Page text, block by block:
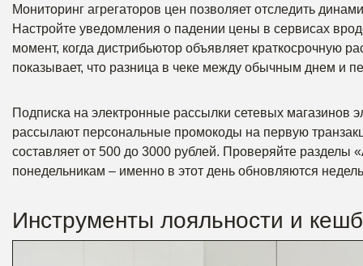
Мониторинг агрегаторов цен позволяет отследить
Настройте уведомления о падении цены в сервисах
момент, когда дистрибьютор объявляет краткосрочную
показывает, что разница в чеке между обычным днем и
Подписка на электронные рассылки сетевых магазинов
рассылают персональные промокоды на первую
составляет от 500 до 3000 рублей. Проверяйте
понедельникам – именно в этот день обновляются
Инструменты лояльности и